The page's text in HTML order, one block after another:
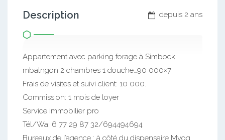
depuis 2 ans
Description
Appartement avec parking forage à Simbock
mbalngon 2 chambres 1 douche…90 000×7
Frais de visites et suivi client: 10 000.
Commission: 1 mois de loyer
Service immobilier pro
Tél/Wa: 6 77 29 87 32/694494694
Bureaux de l’agence : à côté du dispensaire Mvog